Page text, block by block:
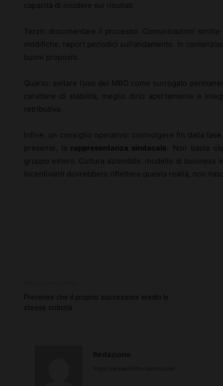
capacità di incidere sui risultati.
Terzo: documentare il processo. Comunicazioni
modifiche, report periodici sull’andamento. In
buoni propositi.
Quarto: evitare l’uso del MBO come surrogato
carattere di stabilità, meglio dirlo apertamente e
retributiva.
Infine, un consiglio operativo: coinvolgere fin dalla
presente, la rappresentanza sindacale . Non basta
gruppo estero. Cultura aziendale, modello di business
incentivanti dovrebbero riflettere questa realtà, non
Prevenire che il proprio successore erediti le
stesse criticità
Redazione